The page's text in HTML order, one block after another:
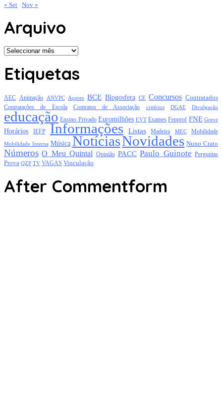
« Set Nov »
Arquivo
Arquivo
Etiquetas
AEC Animação ANVPC Açores BCE Blogosfera CE Concursos Contratados
Contratações de Escola Contratos de Associação critérios DGAE Divulgação
educação Ensino Privado Euromilhões EVT Exames Fenprof FNE Greve
Horários IEFP Informações Listas Madeira MEC Mobilidade
Mobilidade Interna Música NotíciasNovidades Nuno Crato
Números O Meu Quintal Opinião PACC Paulo Guinote Perguntas
Prova QZP TV VAGAS Vinculação
After Commentform